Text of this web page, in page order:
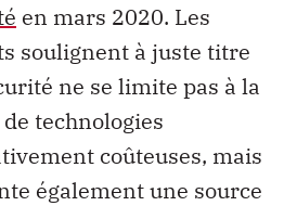
en mars 2020. Les
soulignent à juste titre
ne se limite pas à la
technologies
coûteuses, mais
également une source